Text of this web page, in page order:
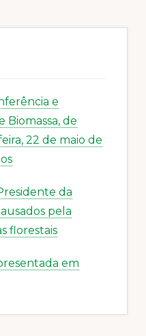
e
Biomassa, de
22 de maio de
da
pela
florestais
em